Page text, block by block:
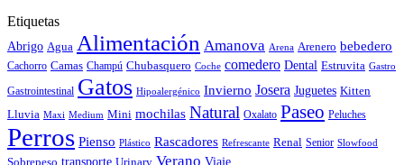
Etiquetas
Abrigo Agua Alimentación Amanova Arena Arenero bebedero
Cachorro Camas Champú Chubasquero Coche comedero Dental Estruvita Gastro
Gastrointestinal Gatos Hipoalergénico Invierno Josera Juguetes Kitten
Lluvia Maxi Medium Mini mochilas Natural Oxalato Paseo Peluches
Perros Pienso Plástico Rascadores Refrescante Renal Senior Slowfood
Sobrepeso transporte Urinary Verano Viaje